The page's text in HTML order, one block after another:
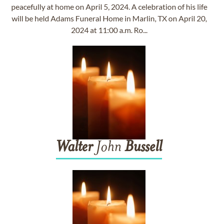
peacefully at home on April 5, 2024. A celebration of his life
will be held Adams Funeral Home in Marlin, TX on April 20,
2024 at 11:00 a.m. Ro...
WalterJohn Bussell